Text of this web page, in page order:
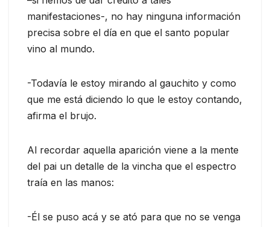
manifestaciones-, no hay ninguna información
precisa sobre el día en que el santo popular
vino al mundo.
-Todavía le estoy mirando al gauchito y como
que me está diciendo lo que le estoy contando,
afirma el brujo.
Al recordar aquella aparición viene a la mente
del pai un detalle de la vincha que el espectro
traía en las manos:
-Él se puso acá y se ató para que no se venga